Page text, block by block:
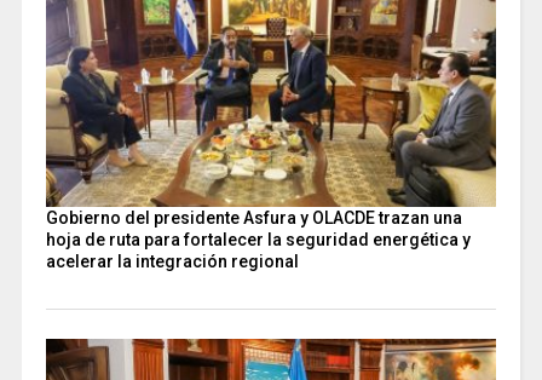
Gobierno del presidente Asfura y OLACDE trazan una
hoja de ruta para fortalecer la seguridad energética y
acelerar la integración regional